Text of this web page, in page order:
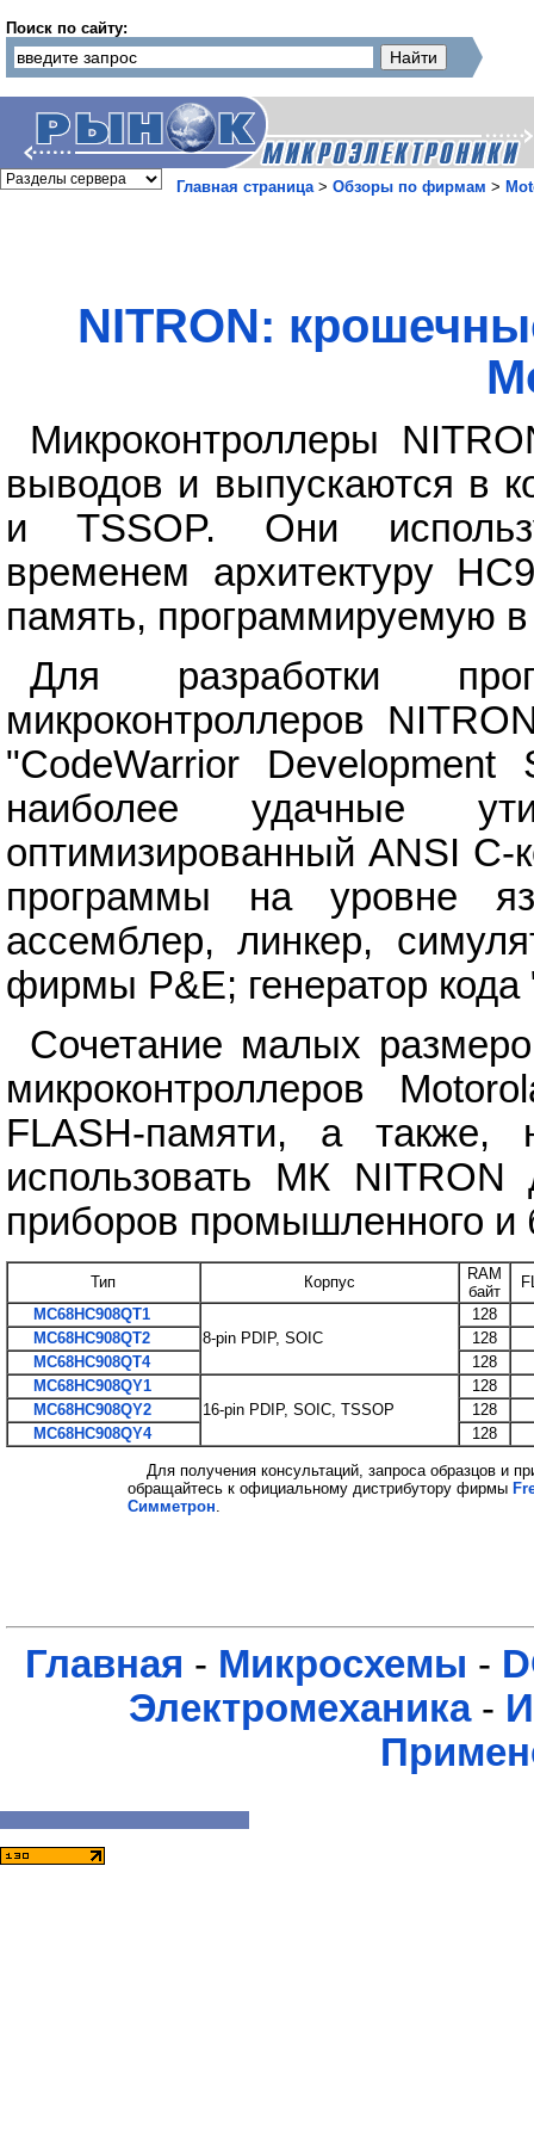
Поиск по сайту:
Главная страница> Обзоры по фирмам >
NITRON:
Микроконтроллеры
выводов и выпускаются в
и TSSOP. Они
временем архитектуру
память, программируемую
Для разработки
микроконтроллеров
"СodeWarrior Development
наиболее удачные
оптимизированный ANSI C-
программы на уровне
ассемблер, линкер,
фирмы P&E; генератор
Сочетание малых
микроконтроллеров
FLASH-памяти, а также,
использовать МК NITRON
приборов промышленного и
Тип Корпус
RAM
байт
MC68HC908QT1
8-pin PDIP, SOIC
128
MC68HC908QT2
128
MC68HC908QT4
128
MC68HC908QY1
16-pin PDIP, SOIC, TSSOP
128
MC68HC908QY2
128
MC68HC908QY4
128
Для получения консультаций, запроса образцов и
обращайтесь к официальному дистрибутору фирмы
Симметрон
Главная - Микросхемы -
Электромеханика-